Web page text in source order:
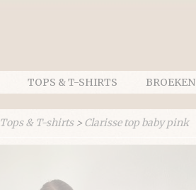
TOPS & T-SHIRTS BROEKEN
Tops & T-shirts> Clarisse top baby pink